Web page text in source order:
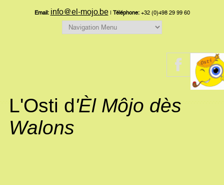
Email: info@el-mojo.be| Téléphone:+32 (0)498 29 99 60
L'Osti d'Èl Môjo dès
Walons